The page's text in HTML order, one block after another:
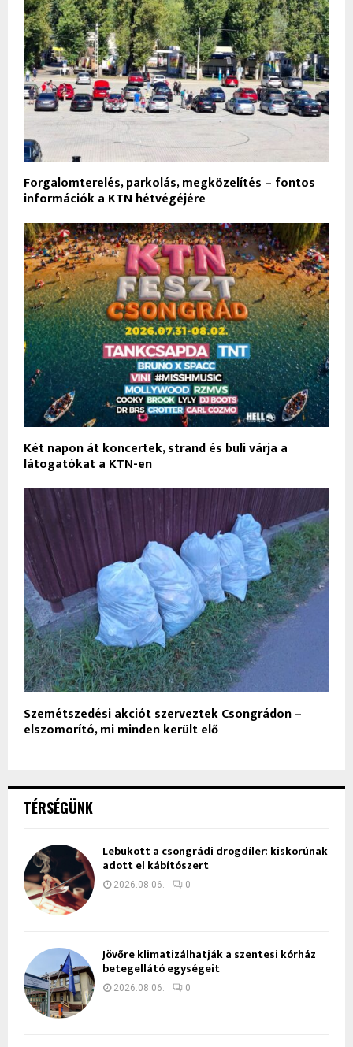
Forgalomterelés, parkolás, megközelítés – fontos
információk a KTN hétvégéjére
Két napon át koncertek, strand és buli várja a
látogatókat a KTN-en
Szemétszedési akciót szerveztek Csongrádon –
elszomorító, mi minden került elő
TÉRSÉGÜNK
Lebukott a csongrádi drogdíler: kiskorúnak
adott el kábítószert
2026.08.06. 0
Jövőre klimatizálhatják a szentesi kórház
betegellátó egységeit
2026.08.06. 0